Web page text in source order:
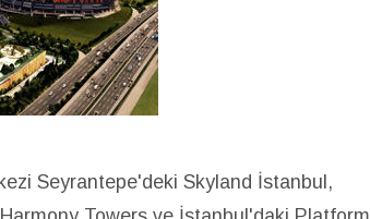
Seyrantepe'deki Skyland İstanbul,